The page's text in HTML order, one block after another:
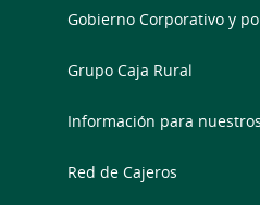
Gobierno Corporativo y
Grupo Caja Rural
Información para
Red de Cajeros